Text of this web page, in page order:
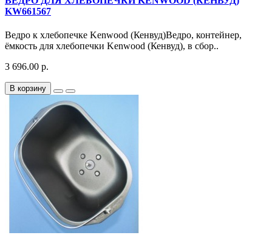
KW661567
Ведро к хлебопечке Kenwood (Кенвуд)Ведро, контейнер,
ёмкость для хлебопечки Kenwood (Кенвуд), в сбор..
3 696.00 р.
В корзину